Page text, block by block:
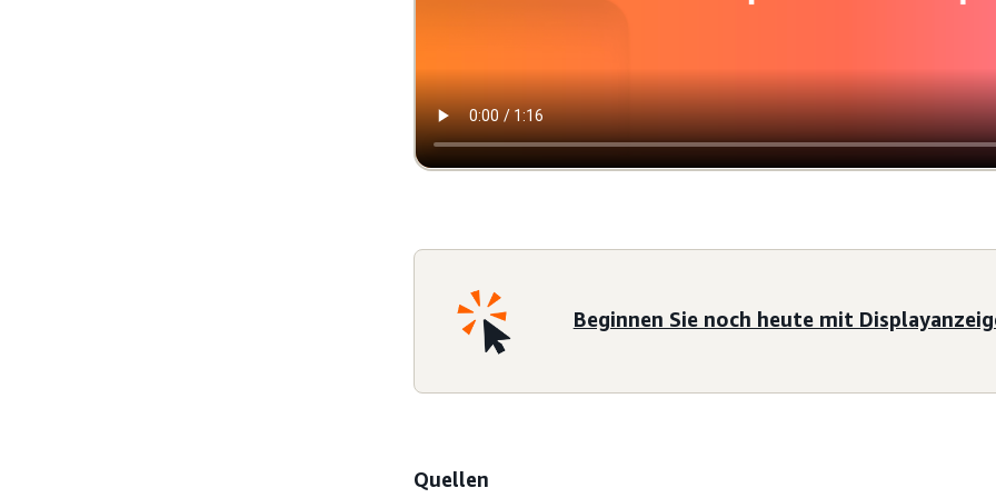
Beginnen Sie noch heute mit
Quellen